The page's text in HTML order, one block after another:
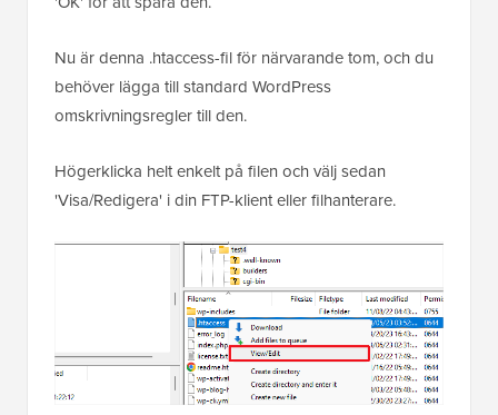
Nu är denna .htaccess-fil för närvarande tom, och du
behöver lägga till standard WordPress
omskrivningsregler till den.
Högerklicka helt enkelt på filen och välj sedan
'Visa/Redigera' i din FTP-klient eller filhanterare.